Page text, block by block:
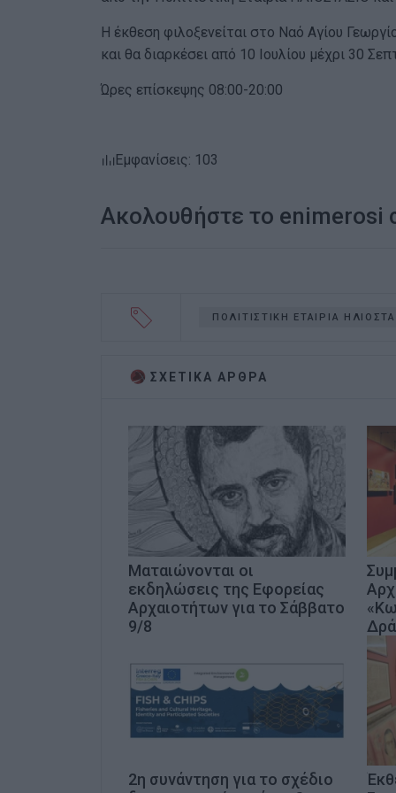
Η έκθεση φιλοξενείται στο Ναό Αγίου
και θα διαρκέσει από 10 Ιουλίου μέχρι 30
Ώρες επίσκεψης 08:00-20:00
Εμφανίσεις: 103
Ακολουθήστε το enimerosi
ΠΟΛΙΤΙΣΤΙΚΗ ΕΤΑΙΡΙΑ
ΣΧΕΤΙΚA AΡΘΡΑ
Ματαιώνονται οι
εκδηλώσεις της Εφορείας
Αρχαιοτήτων για το Σάββατο
9/8
2η συνάντηση για το σχέδιο